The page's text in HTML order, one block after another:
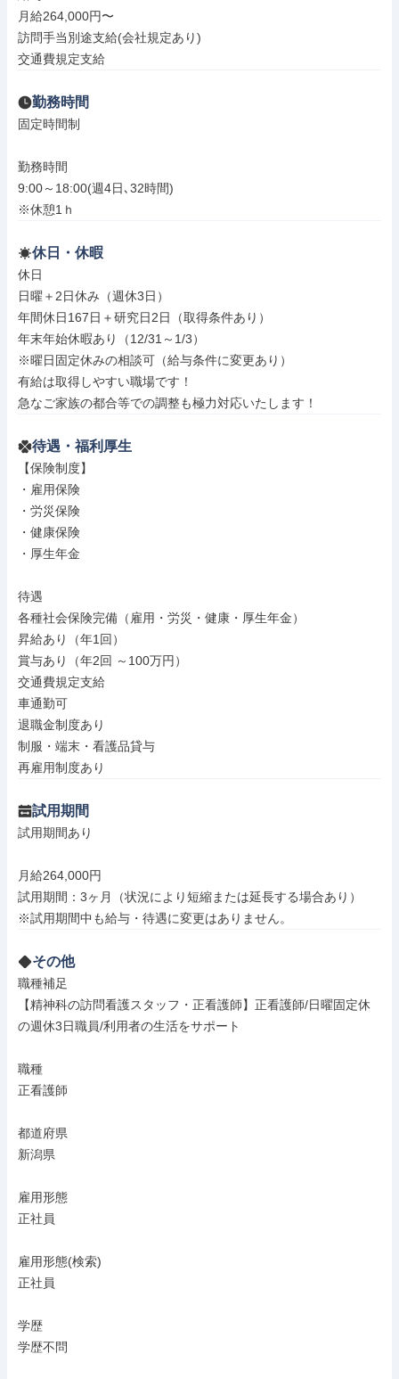
月給264,000円〜
訪問手当別途支給(会社規定あり)
交通費規定支給
勤務時間
固定時間制
勤務時間
9:00～18:00(週4日､32時間)
※休憩1ｈ
休日・休暇
休日
日曜＋2日休み（週休3日）
年間休日167日＋研究日2日（取得条件あり）
年末年始休暇あり（12/31～1/3）
※曜日固定休みの相談可（給与条件に変更あり）
有給は取得しやすい職場です！
急なご家族の都合等での調整も極力対応いたします！
待遇・福利厚生
【保険制度】
・雇用保険
・労災保険
・健康保険
・厚生年金
待遇
各種社会保険完備（雇用・労災・健康・厚生年金）
昇給あり（年1回）
賞与あり（年2回 ～100万円）
交通費規定支給
車通勤可
退職金制度あり
制服・端末・看護品貸与
再雇用制度あり
試用期間
試用期間あり
月給264,000円
試用期間：3ヶ月（状況により短縮または延長する場合あり）
※試用期間中も給与・待遇に変更はありません。
その他
職種補足
【精神科の訪問看護スタッフ・正看護師】正看護師/日曜固定休
の週休3日職員/利用者の生活をサポート
職種
正看護師
都道府県
新潟県
雇用形態
正社員
雇用形態(検索)
正社員
学歴
学歴不問